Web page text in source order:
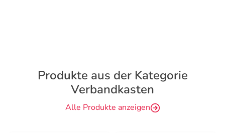
Produkte aus der Kategorie
Verbandkasten
Alle Produkte anzeigen